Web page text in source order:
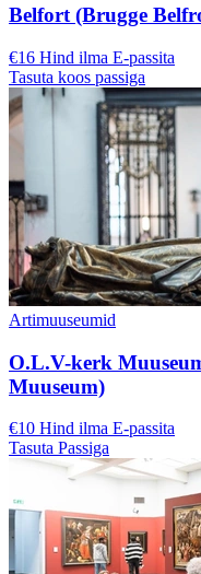
Belfort (Brugge
€16 Hind ilma E-passita
Tasuta koos passiga
Artimuuseumid
O.L.V-kerk
Muuseum)
€10 Hind ilma E-passita
Tasuta Passiga